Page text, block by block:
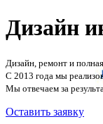
Дизайн
Дизайн, ремонт и
С 2013 года мы
Мы отвечаем за
Оставить заявку